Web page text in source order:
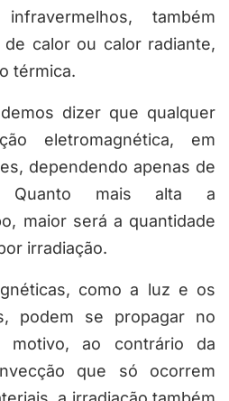
também
calor ou calor radiante,
térmica.
dizer que qualquer
eletromagnética, em
dependendo apenas de
Quanto mais alta a
maior será a quantidade
irradiação.
como a luz e os
podem se propagar no
ao contrário da
que só ocorrem